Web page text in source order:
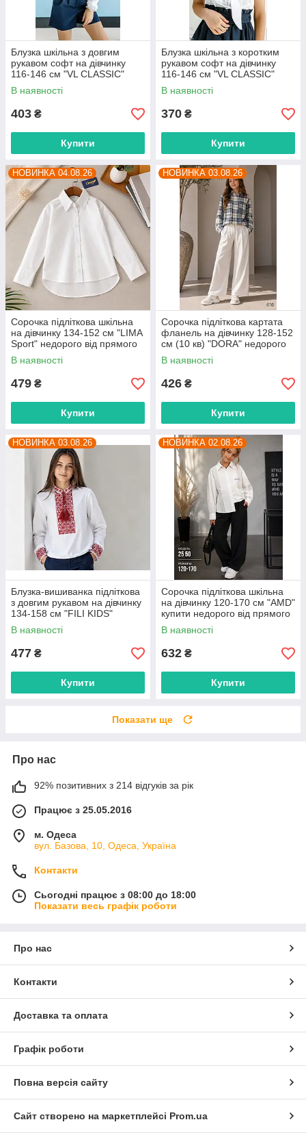
Блузка шкільна з довгим
рукавом софт на дівчинку
116-146 см "VL CLASSIC"
недорого від прямого
постачальника
В наявності
403 ₴
Купити
Блузка шкільна з коротким
рукавом софт на дівчинку
116-146 см "VL CLASSIC"
недорого від прямого
постачальника
В наявності
370 ₴
Купити
НОВИНКА 04.08.26
Сорочка підліткова шкільна
на дівчинку 134-152 см "LIMA
Sport" недорого від прямого
постачальника
В наявності
479 ₴
Купити
НОВИНКА 03.08.26
Сорочка підліткова картата
фланель на дівчинку 128-152
см (10 кв) "DORA" недорого
від прямого постачальника
В наявності
426 ₴
Купити
НОВИНКА 03.08.26
Блузка-вишиванка підліткова
з довгим рукавом на дівчинку
134-158 см "FILI KIDS"
недорого від прямого
постачальника
В наявності
477 ₴
Купити
НОВИНКА 02.08.26
Сорочка підліткова шкільна
на дівчинку 120-170 см "AMD"
купити недорого від прямого
постачальника
В наявності
632 ₴
Купити
Показати ще
Про нас
92% позитивних з 214 відгуків за рік
Працює з 25.05.2016
м. Одеса
вул. Базова, 10, Одеса, Україна
Контакти
Сьогодні працює з 08:00 до 18:00
Показати весь графік роботи
Про нас
Контакти
Доставка та оплата
Графік роботи
Повна версія сайту
Сайт створено на маркетплейсі Prom.ua